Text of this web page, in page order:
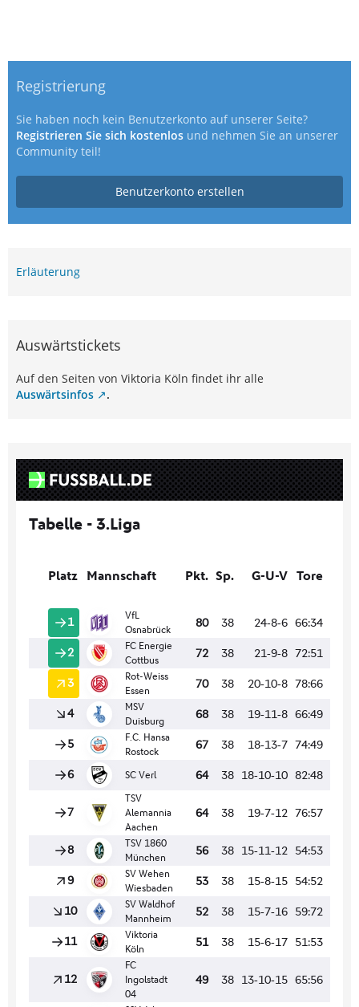
Registrierung
Sie haben noch kein Benutzerkonto auf unserer Seite?
Registrieren Sie sich kostenlos und nehmen Sie an unserer
Community teil!
Benutzerkonto erstellen
Erläuterung
Auswärtstickets
Auf den Seiten von Viktoria Köln findet ihr alle
Auswärtsinfos
.